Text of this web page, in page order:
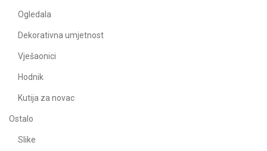
Ogledala
Dekorativna umjetnost
Vješaonici
Hodnik
Kutija za novac
Ostalo
Slike